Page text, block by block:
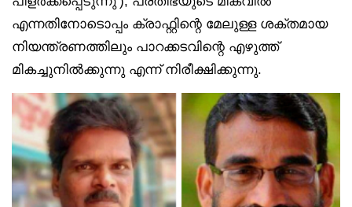
എന്നതിനോടൊപ്പം ക്രാഫ്റ്റിന്റെ മേലുള്ള ശക്തമായ
നിയന്ത്രണത്തിലും പാറക്കടവിന്റെ എഴുത്ത്
മികച്ചുനില്‍ക്കുന്നു എന്ന് നിരീക്ഷിക്കുന്നു.